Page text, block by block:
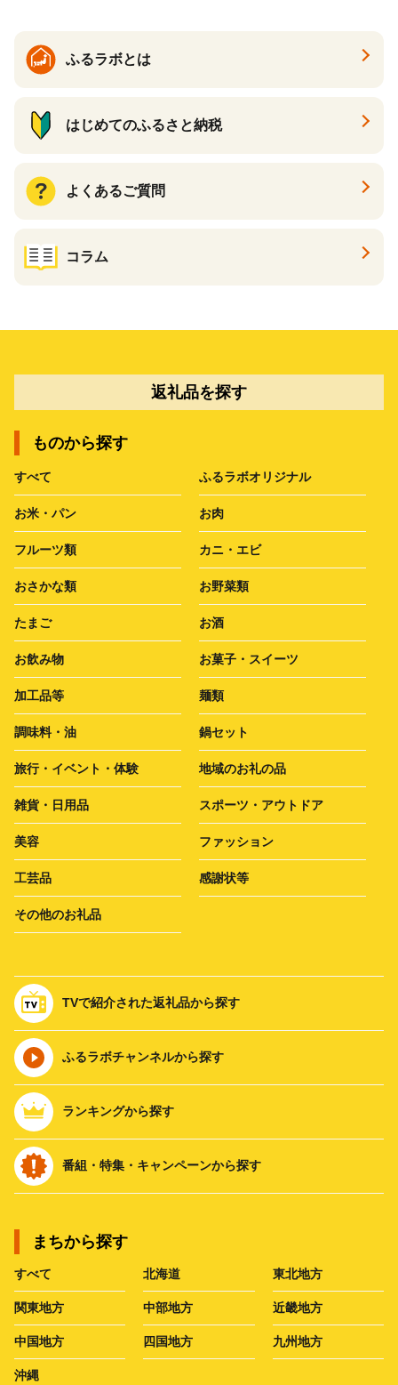
ふるラボとは
はじめてのふるさと納税
よくあるご質問
コラム
返礼品を探す
ものから探す
すべて ふるラボオリジナル
お米・パン お肉
フルーツ類 カニ・エビ
おさかな類 お野菜類
たまご お酒
お飲み物 お菓子・スイーツ
加工品等 麺類
調味料・油 鍋セット
旅行・イベント・体験 地域のお礼の品
雑貨・日用品 スポーツ・アウトドア
美容 ファッション
工芸品 感謝状等
その他のお礼品
TVで紹介された返礼品から探す
ふるラボチャンネルから探す
ランキングから探す
番組・特集・キャンペーンから探す
まちから探す
すべて 北海道 東北地方
関東地方 中部地方 近畿地方
中国地方 四国地方 九州地方
沖縄